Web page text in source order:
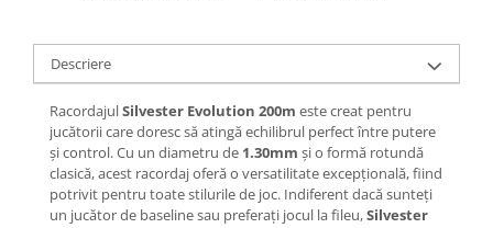
Descriere
RacordajulSilvester Evolution 200m este creat pentru
jucătorii care doresc să atingă echilibrul perfect între putere
și control. Cu un diametru de 1.30mm și o formă rotundă
clasică, acest racordaj oferă o versatilitate excepțională, fiind
potrivit pentru toate stilurile de joc. Indiferent dacă sunteți
un jucător de baseline sau preferați jocul la fileu,Silvester